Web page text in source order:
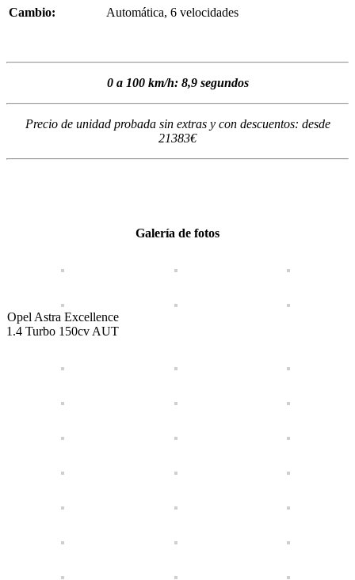
Cambio:
Automática, 6 velocidades
0 a 100 km/h: 8,9 segundos
Precio de unidad probada sin extras y con descuentos: desde
21383€
Galería de fotos
Opel Astra Excellence
1.4 Turbo 150cv AUT